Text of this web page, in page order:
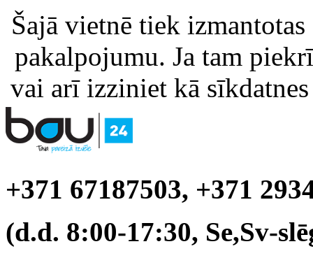
Šajā vietnē tiek
pakalpojumu. Ja tam
vai arī izziniet kā
+371 67187503, +371
(d.d. 8:00-17:30, Se,Sv-